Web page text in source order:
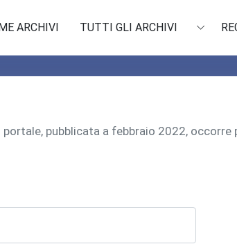
ARCHIVI TUTTI GLI ARCHIVI
portale, pubblicata a febbraio 2022,